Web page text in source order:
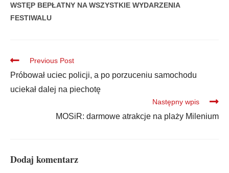
WSTĘP BEPŁATNY NA WSZYSTKIE WYDARZENIA
FESTIWALU
Previous Post
Próbował uciec policji, a po porzuceniu samochodu
uciekał dalej na piechotę
Następny wpis
MOSiR: darmowe atrakcje na plaży Milenium
Dodaj komentarz